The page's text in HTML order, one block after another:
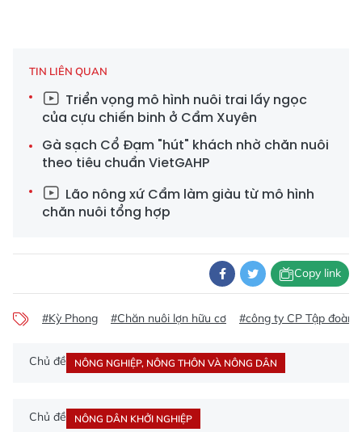
TIN LIÊN QUAN
Triển vọng mô hình nuôi trai lấy ngọc
của cựu chiến binh ở Cẩm Xuyên
Gà sạch Cổ Đạm "hút" khách nhờ chăn nuôi
theo tiêu chuẩn VietGAHP
Lão nông xứ Cẩm làm giàu từ mô hình
chăn nuôi tổng hợp
Copy link
#Kỳ Phong #Chăn nuôi lợn hữu cơ #công ty CP Tập đoàn
Chủ đề NÔNG NGHIỆP, NÔNG THÔN VÀ NÔNG DÂN
Chủ đề NÔNG DÂN KHỞI NGHIỆP